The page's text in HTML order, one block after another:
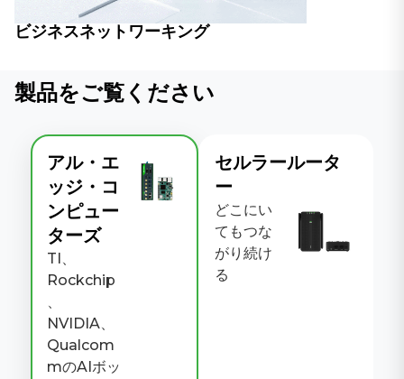
ビジネスネットワーキング
製品をご覧ください
アル・エ
ッジ・コ
ンピュー
ターズ
TI、
Rockchip
、
NVIDIA、
Qualcom
mのAIボッ
セルラールータ
ー
どこにい
てもつな
がり続け
る